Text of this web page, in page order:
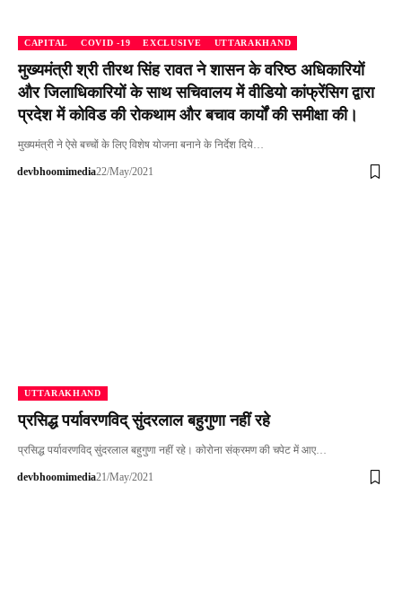
CAPITAL COVID -19 EXCLUSIVE UTTARAKHAND
मुख्यमंत्री श्री तीरथ सिंह रावत ने शासन के वरिष्ठ अधिकारियों
और जिलाधिकारियों के साथ सचिवालय में वीडियो कांफ्रेंसिग द्वारा
प्रदेश में कोविड की रोकथाम और बचाव कार्यों की समीक्षा की।
मुख्यमंत्री ने ऐसे बच्चों के लिए विशेष योजना बनाने के निर्देश दिये…
devbhoomimedia22/May/2021
UTTARAKHAND
प्रसिद्ध पर्यावरणविद् सुंदरलाल बहुगुणा नहीं रहे
प्रसिद्ध पर्यावरणविद् सुंदरलाल बहुगुणा नहीं रहे। कोरोना संक्रमण की चपेट में आए…
devbhoomimedia21/May/2021